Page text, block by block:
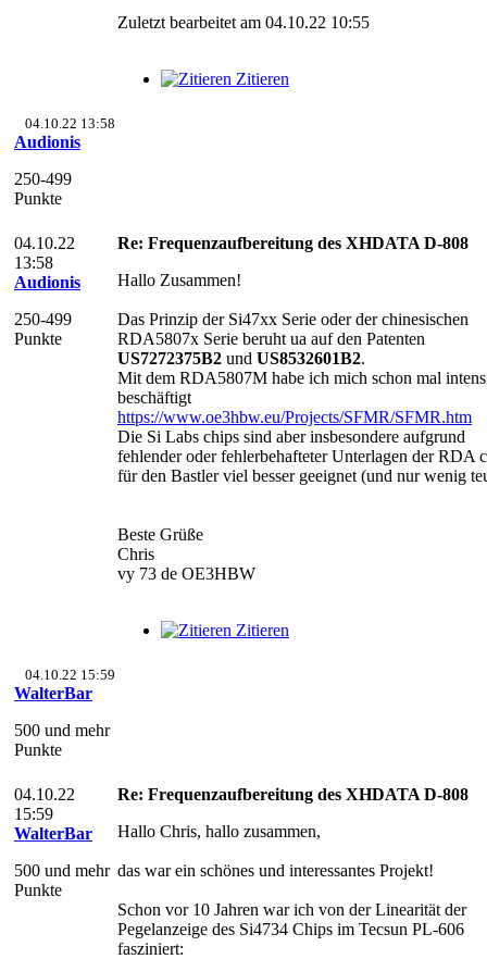
Zuletzt bearbeitet am 04.10.22 10:55
Zitieren
04.10.22 13:58
Audionis
250-499
Punkte
04.10.22
13:58
Audionis
250-499
Punkte
Re: Frequenzaufbereitung des XHDATA D-808
Hallo Zusammen!
Das Prinzip der Si47xx Serie oder der chinesischen
RDA5807x Serie beruht ua auf den Patenten
US7272375B2 und US8532601B2.
Mit dem RDA5807M habe ich mich schon mal
beschäftigt
https://www.oe3hbw.eu/Projects/SFMR/SFMR.htm
Die Si Labs chips sind aber insbesondere aufgrund
fehlender oder fehlerbehafteter Unterlagen der RDA
für den Bastler viel besser geeignet (und nur wenig
Beste Grüße
Chris
vy 73 de OE3HBW
Zitieren
04.10.22 15:59
WalterBar
500 und mehr
Punkte
04.10.22
15:59
WalterBar
500 und mehr
Punkte
Re: Frequenzaufbereitung des XHDATA D-808
Hallo Chris, hallo zusammen,
das war ein schönes und interessantes Projekt!
Schon vor 10 Jahren war ich von der Linearität der
Pegelanzeige des Si4734 Chips im Tecsun PL-606
fasziniert: